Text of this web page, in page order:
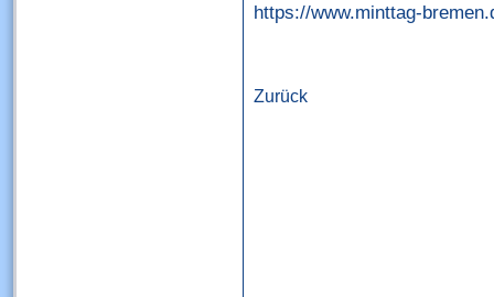
https://www.minttag-
Zurück